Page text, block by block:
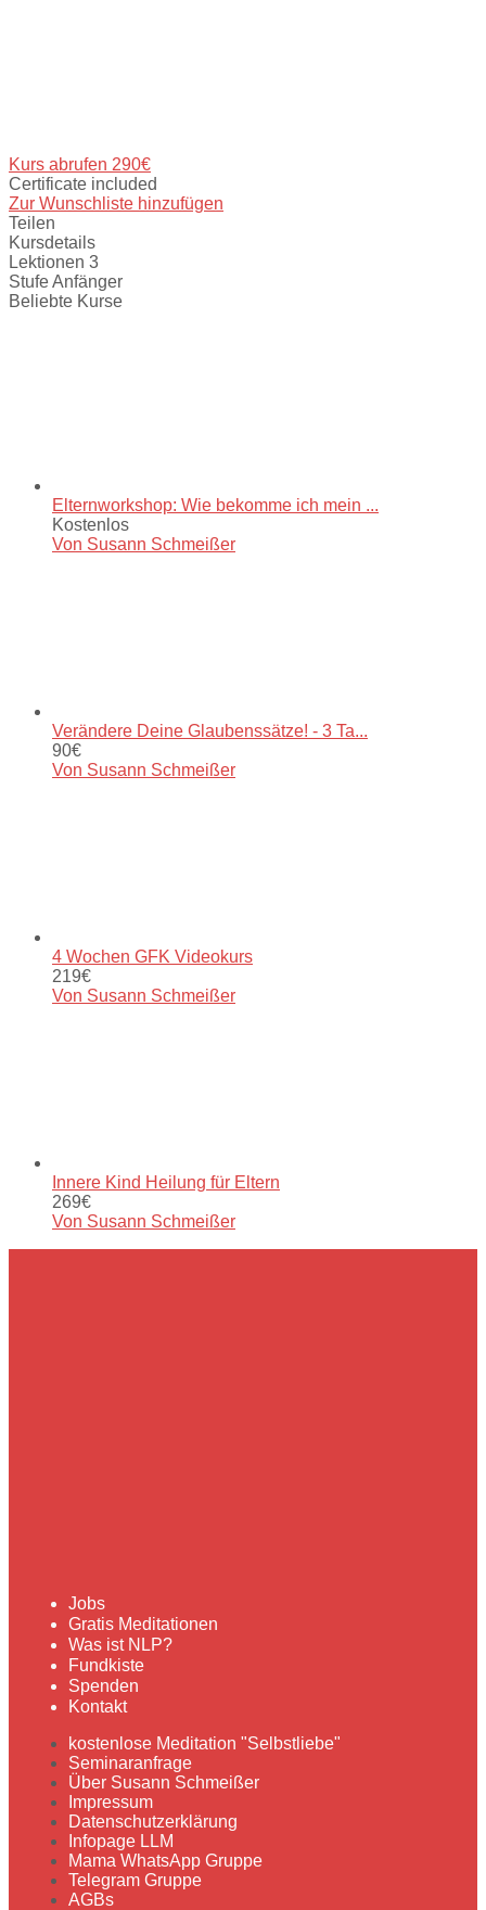
Kurs abrufen 290€
Certificate included
Zur Wunschliste hinzufügen
Teilen
Kursdetails
Lektionen 3
StufeAnfänger
Beliebte Kurse
Elternworkshop: Wie bekomme ich mein ...
Kostenlos
Von Susann Schmeißer
Verändere Deine Glaubenssätze! - 3 Ta...
90€
Von Susann Schmeißer
4 Wochen GFK Videokurs
219€
Von Susann Schmeißer
Innere Kind Heilung für Eltern
269€
Von Susann Schmeißer
Jobs
Gratis Meditationen
Was ist NLP?
Fundkiste
Spenden
Kontakt
kostenlose Meditation "Selbstliebe"
Seminaranfrage
Über Susann Schmeißer
Impressum
Datenschutzerklärung
Infopage LLM
Mama WhatsApp Gruppe
Telegram Gruppe
AGBs